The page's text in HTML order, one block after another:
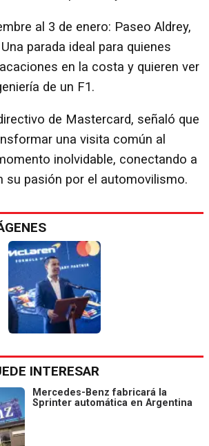
al 3 de enero: Paseo Aldrey,
parada ideal para quienes
en la costa y quieren ver
de un F1.
de Mastercard, señaló que
una visita común al
inolvidable, conectando a
su pasión por el automovilismo.
INTERESAR
Mercedes-Benz fabricará la
Sprinter automática en Argentina